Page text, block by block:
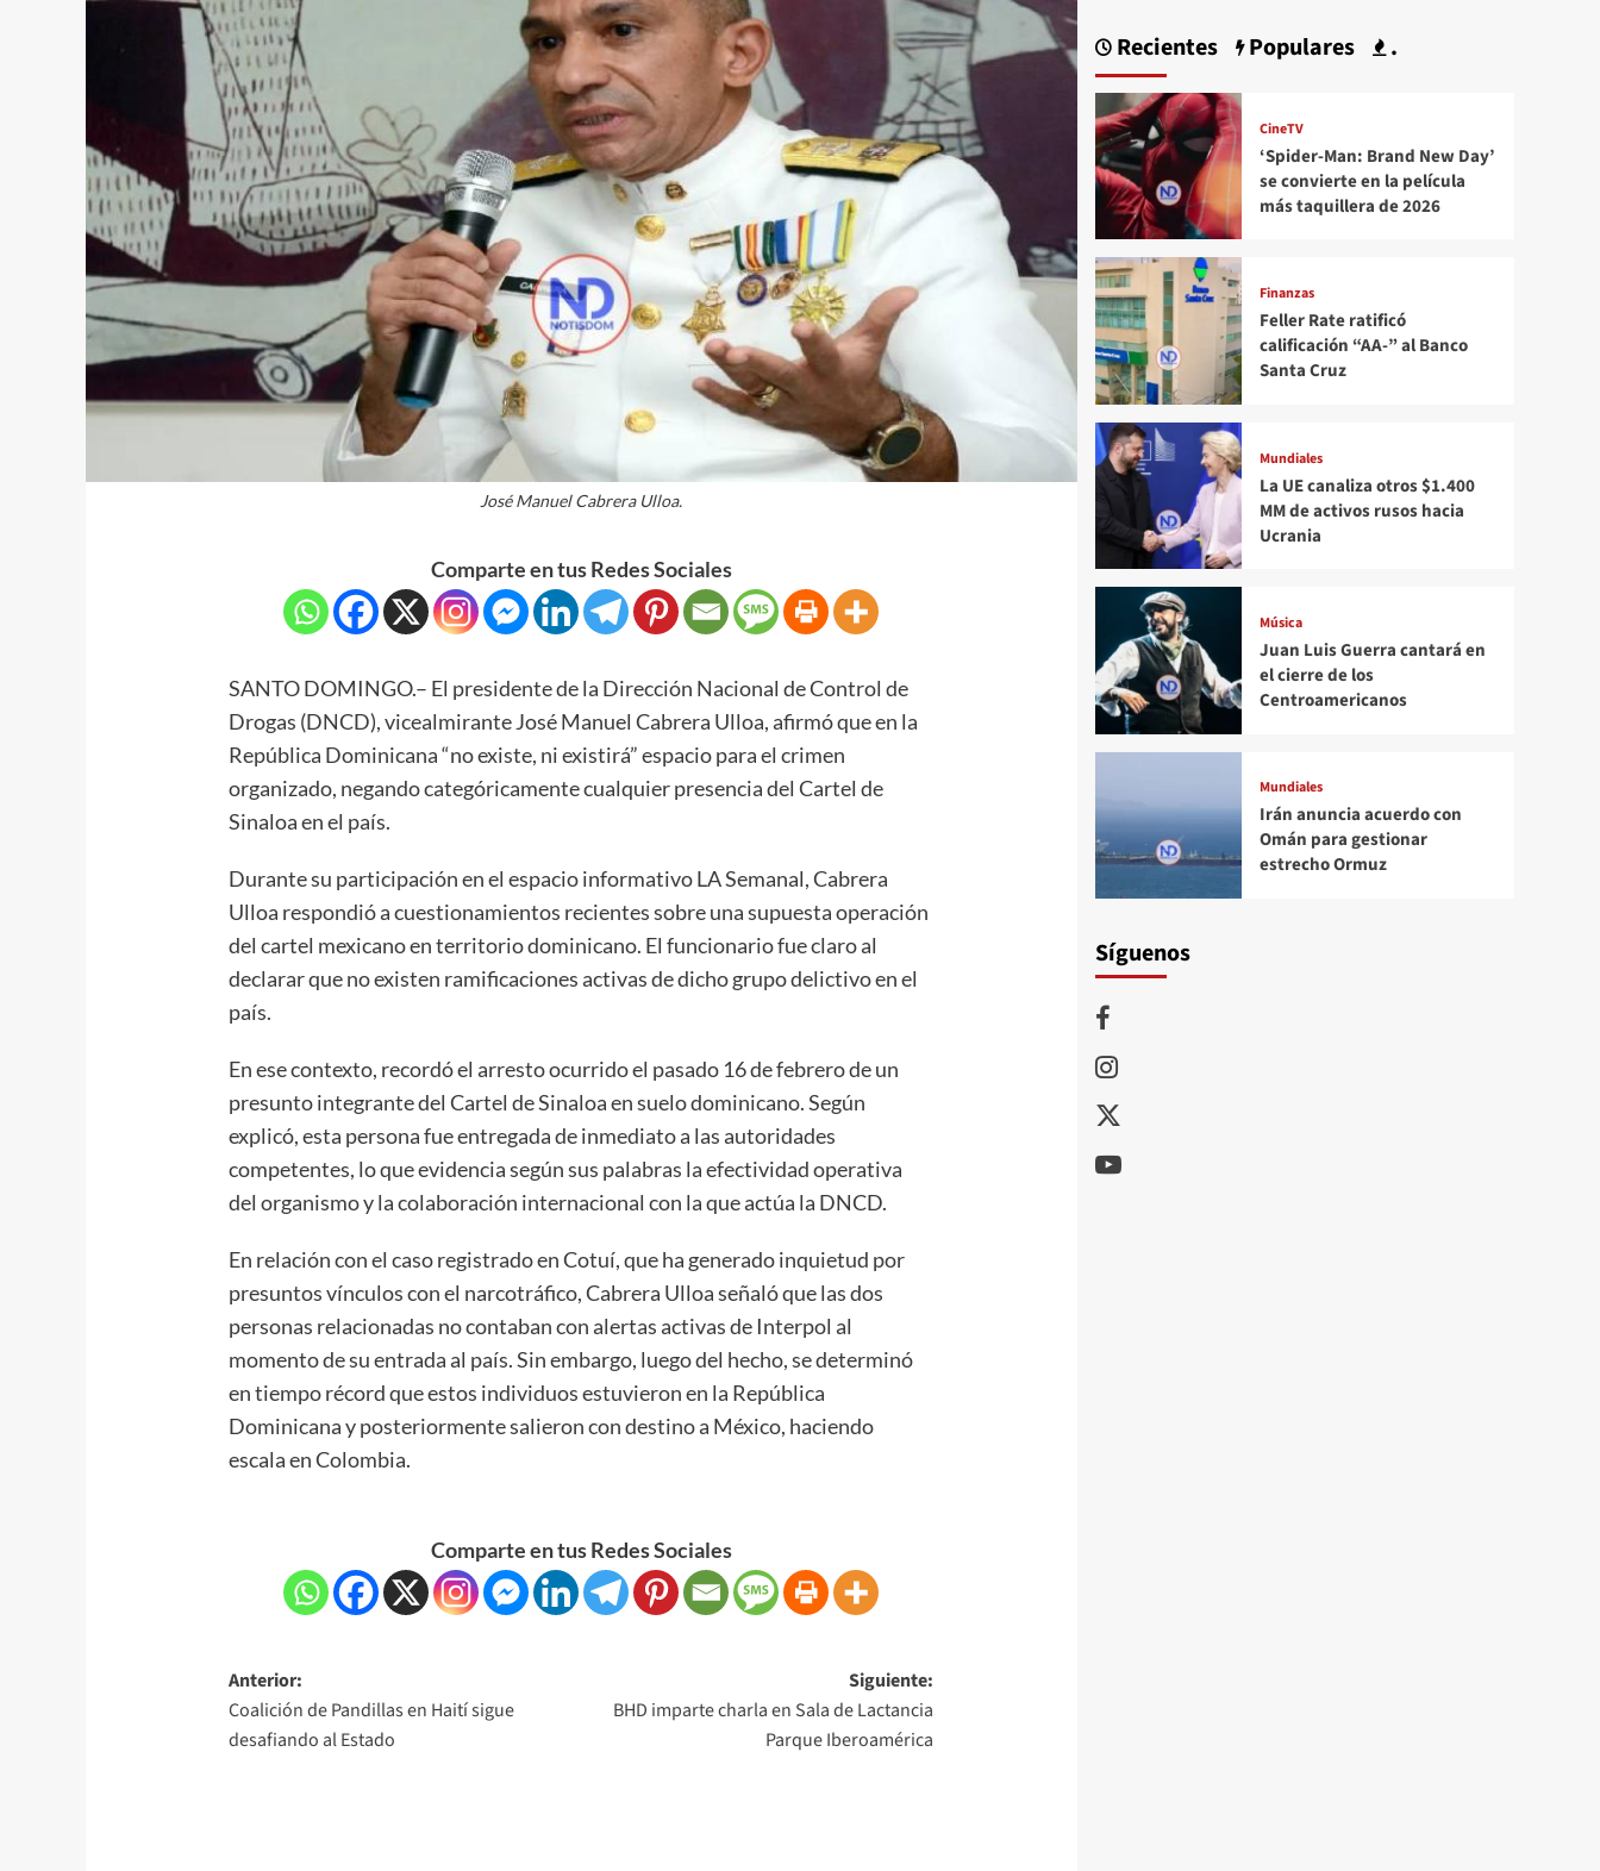
José Manuel Cabrera Ulloa.
Comparte en tus Redes Sociales
SANTO DOMINGO.– El presidente de la Dirección Nacional de Control de
Drogas (DNCD), vicealmirante José Manuel Cabrera Ulloa, afirmó que en la
República Dominicana “no existe, ni existirá” espacio para el crimen
organizado, negando categóricamente cualquier presencia del Cartel de
Sinaloa en el país.
Durante su participación en el espacio informativo LA Semanal, Cabrera
Ulloa respondió a cuestionamientos recientes sobre una supuesta operación
del cartel mexicano en territorio dominicano. El funcionario fue claro al
declarar que no existen ramificaciones activas de dicho grupo delictivo en el
país.
En ese contexto, recordó el arresto ocurrido el pasado 16 de febrero de un
presunto integrante del Cartel de Sinaloa en suelo dominicano. Según
explicó, esta persona fue entregada de inmediato a las autoridades
competentes, lo que evidencia según sus palabras la efectividad operativa
del organismo y la colaboración internacional con la que actúa la DNCD.
En relación con el caso registrado en Cotuí, que ha generado inquietud por
presuntos vínculos con el narcotráfico, Cabrera Ulloa señaló que las dos
personas relacionadas no contaban con alertas activas de Interpol al
momento de su entrada al país. Sin embargo, luego del hecho, se determinó
en tiempo récord que estos individuos estuvieron en la República
Dominicana y posteriormente salieron con destino a México, haciendo
escala en Colombia.
Comparte en tus Redes Sociales
Anterior:
Coalición de Pandillas en Haití sigue
desafiando al Estado
Siguiente:
BHD imparte charla en Sala de Lactancia
Parque Iberoamérica
Recientes Populares .
CineTV
‘Spider-Man: Brand New Day’
se convierte en la película
más taquillera de 2026
Finanzas
Feller Rate ratificó
calificación “AA-” al Banco
Santa Cruz
Mundiales
La UE canaliza otros $1.400
MM de activos rusos hacia
Ucrania
Música
Juan Luis Guerra cantará en
el cierre de los
Centroamericanos
Mundiales
Irán anuncia acuerdo con
Omán para gestionar
estrecho Ormuz
Síguenos